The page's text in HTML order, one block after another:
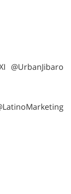
@UrbanJibaro